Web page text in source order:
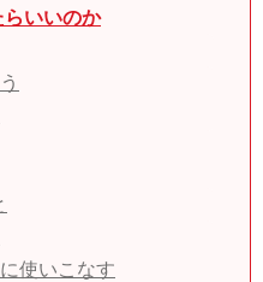
いいのか
使いこなす